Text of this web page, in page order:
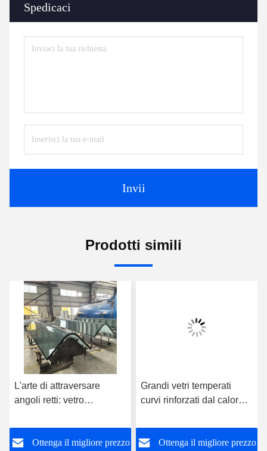
Spedicaci
Invii
Prodotti simili
L'arte di attraversare
angoli retti: vetro
gradi, ridisegna lo spazio
con un'estetica senza
Ottenga il migliore prezzo
Grandi vetri temperati
curvi rinforzati dal calore
Ottenga il migliore prezzo